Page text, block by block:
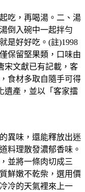
吃，再喝湯。 二、湯
倒入碗中一起拌勻
是好好吃。 (註)1998
保留堅果類，口味由
宋文獻已有記載，客
食材多取自隨手可得
遺產，並以「客家擂
異味，還能釋放出迷
料理散發濃郁香味。
並將一條肉切成三
鮮嫩不乾柴，選用價
冷的天氣裡來上一